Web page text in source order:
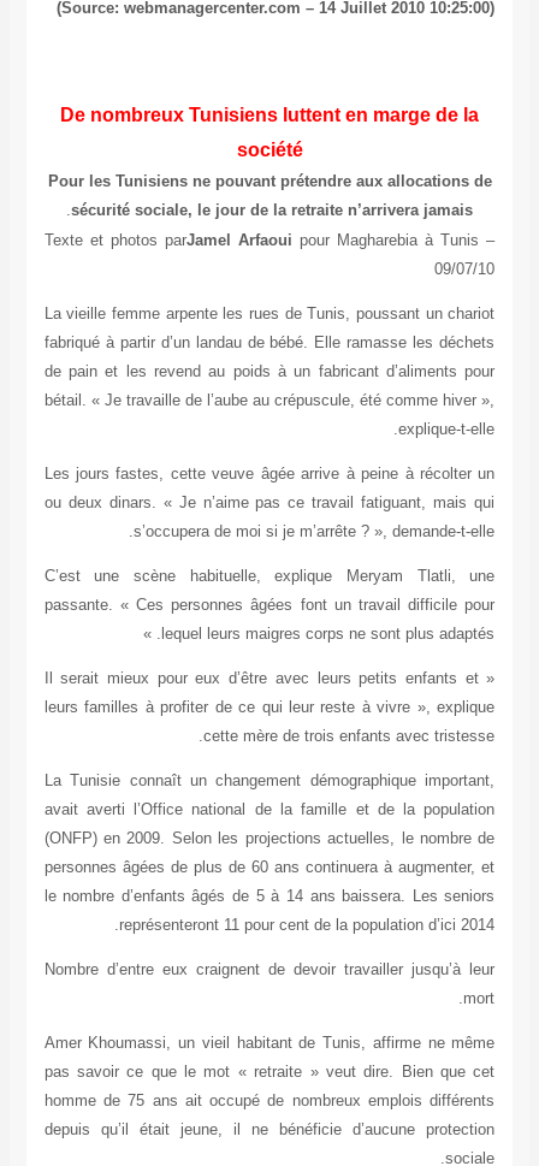
De nombreux Tunisiens luttent en
Pour les Tunisiens ne pouvant prétendre
sécurité sociale, le jour de la retraite
.
Texte et photos parJamel Arfaouipour
La vieille femme arpente les rues de Tunis,
fabriqué à partir d’un landau de bébé. Elle
de pain et les revend au poids à un
bétail. « Je travaille de l’aube au crépuscule,
Les jours fastes, cette veuve âgée arrive à
ou deux dinars. « Je n’aime pas ce travail
s’occupera de moi si je m’arrête ?
C’est une scène habituelle, explique
passante. « Ces personnes âgées font un
lequel leurs maigres corps ne
« Il serait mieux pour eux d’être avec leurs
leurs familles à profiter de ce qui leur reste à
cette mère de trois
La Tunisie connaît un changement
avait averti l’Office national de la famille et
(ONFP) en 2009. Selon les projections
personnes âgées de plus de 60 ans
le nombre d’enfants âgés de 5 à 14 ans
représenteront 11 pour cent de la
Nombre d’entre eux craignent de devoir
Amer Khoumassi, un vieil habitant de Tunis,
pas savoir ce que le mot « retraite » veut
homme de 75 ans ait occupé de nombreux
depuis qu’il était jeune, il ne bénéficie